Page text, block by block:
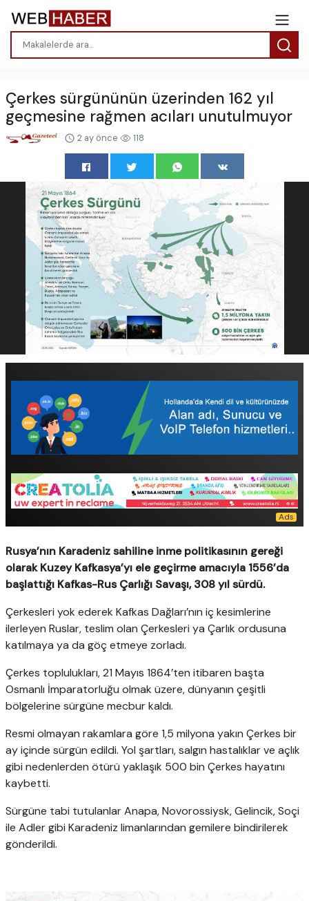
Çerkes sürgününün üzerinden 162 yıl
geçmesine rağmen acıları unutulmuyor
2 ay önce 118
Rusya’nın Karadeniz sahiline inme politikasının gereği
olarak Kuzey Kafkasya’yı ele geçirme amacıyla 1556’da
başlattığı Kafkas-Rus Çarlığı Savaşı, 308 yıl sürdü.
Çerkesleri yok ederek Kafkas Dağları’nın iç kesimlerine
ilerleyen Ruslar, teslim olan Çerkesleri ya Çarlık ordusuna
katılmaya ya da göç etmeye zorladı.
Çerkes toplulukları, 21 Mayıs 1864’ten itibaren başta
Osmanlı İmparatorluğu olmak üzere, dünyanın çeşitli
bölgelerine sürgüne mecbur kaldı.
Resmi olmayan rakamlara göre 1,5 milyona yakın Çerkes bir
ay içinde sürgün edildi. Yol şartları, salgın hastalıklar ve açlık
gibi nedenlerden ötürü yaklaşık 500 bin Çerkes hayatını
kaybetti.
Sürgüne tabi tutulanlar Anapa, Novorossiysk, Gelincik, Soçi
ile Adler gibi Karadeniz limanlarından gemilere bindirilerek
gönderildi.